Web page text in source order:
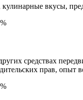
вкусы,
средствах
прав, опыт